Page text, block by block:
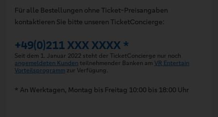
Für alle Bestellungen ohne Ticket-Preisangaben
kontaktieren Sie bitte unseren TicketConcierge:
+49(0)211 XXX XXXX *
Seit dem 1. Januar 2022 steht der TicketConcierge nur noch
angemeldeten Kunden teilnehmender Banken am VR Entertain
Vorteilsprogramm zur Verfügung.
* An Werktagen, Montag bis Freitag 10:00 bis 18:00 Uhr